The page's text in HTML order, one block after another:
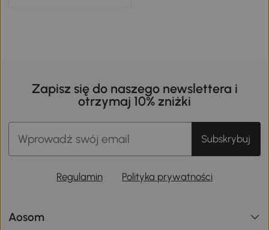
Zapisz się do naszego newslettera i
otrzymaj 10% zniżki
Subskrybuj
Regulamin Polityka prywatności
Aosom